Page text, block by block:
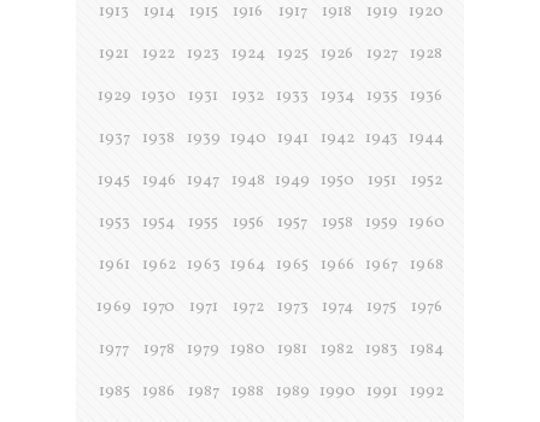
1913
1914 1915 1916 1917 1918 1919
1920
1921
1922 1923 1924 1925 1926 1927
1928
1929 1930 1931 1932 1933 1934 1935
1936
1937
1938 1939 1940 1941 1942 1943
1944
1945
1946 1947 1948 1949 1950 1951
1952
1953
1954 1955 1956 1957 1958 1959
1960
1961
1962 1963 1964 1965 1966 1967
1968
1969
1970 1971 1972 1973 1974 1975
1976
1977
1978 1979 1980 1981 1982 1983
1984
1985
1986 1987 1988 1989 1990 1991
1992